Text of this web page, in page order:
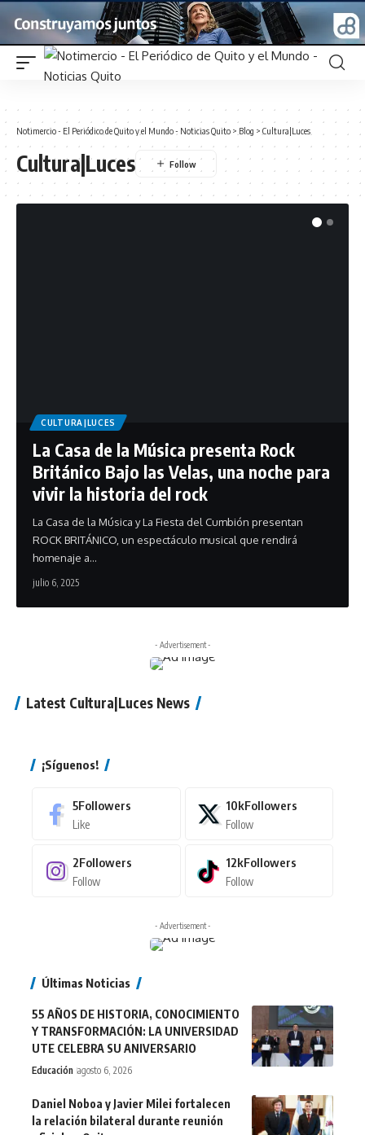
Notimercio - El Periódico de Quito y el Mundo - Noticias Quito > Blog > Cultura|Luces
Cultura|Luces
CULTURA|LUCES
La Casa de la Música presenta Rock
Británico Bajo las Velas, una noche para
vivir la historia del rock
La Casa de la Música y La Fiesta del Cumbión presentan
ROCK BRITÁNICO, un espectáculo musical que rendirá
homenaje a…
julio 6, 2025
- Advertisement -
Latest Cultura|Luces News
¡Síguenos!
5Followers
Like
10kFollowers
Follow
2Followers
Follow
12kFollowers
Follow
- Advertisement -
Últimas Noticias
55 AÑOS DE HISTORIA, CONOCIMIENTO
Y TRANSFORMACIÓN: LA UNIVERSIDAD
UTE CELEBRA SU ANIVERSARIO
Educación agosto 6, 2026
Daniel Noboa y Javier Milei fortalecen
la relación bilateral durante reunión